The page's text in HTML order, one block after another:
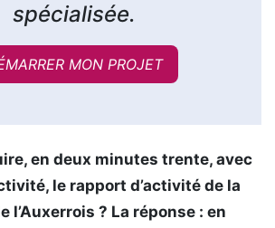
spécialisée.
MON PROJET
en deux minutes trente, avec
le rapport d’activité de la
l’Auxerrois ? La réponse : en